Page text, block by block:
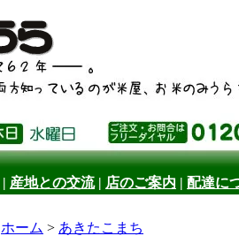
| 産地との交流| 店のご案内 | 配達に
ホーム > あきたこまち